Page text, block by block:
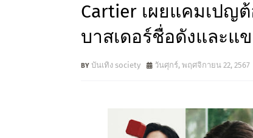
Cartier เผยแคมเปญ
บาสเดอร์ชื่อดังและแ
บันเทิง society วันศุกร์, พฤศจิกายน 22, 2567